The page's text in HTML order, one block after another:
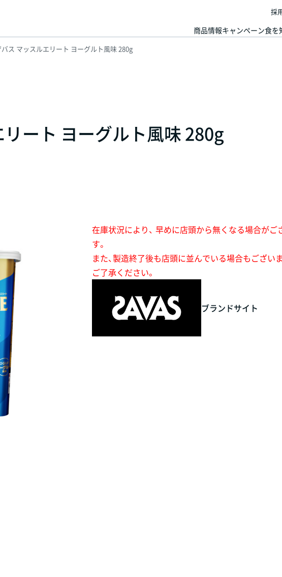
商品情報キャンペーン食を
採
ス マッスルエリート ヨーグルト風味 280g
ート ヨーグルト風味 280g
在庫状況により、 早めに店頭から無くなる場合がご
す。
また、製造終了後も店頭に並んでいる場合もござい
ご了承ください。
ブランドサイト